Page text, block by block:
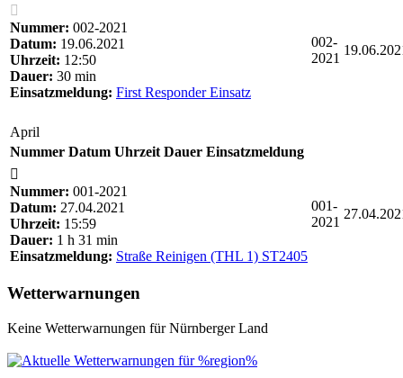
Nummer: 002-2021
Datum: 19.06.2021
Uhrzeit: 12:50
Dauer: 30 min
Einsatzmeldung: First Responder Einsatz
002-
2021
April
Nummer Datum Uhrzeit Dauer Einsatzmeldung
Nummer: 001-2021
Datum: 27.04.2021
Uhrzeit: 15:59
Dauer: 1 h 31 min
Einsatzmeldung: Straße Reinigen (THL 1) ST2405
001-
2021
Wetterwarnungen
Keine Wetterwarnungen für Nürnberger Land